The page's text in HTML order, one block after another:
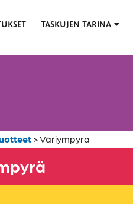
TASKUJEN TARINA
>Väriympyrä